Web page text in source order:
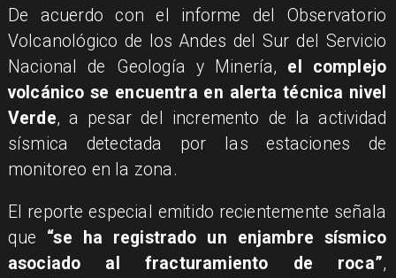
De acuerdo con el informe del Observatorio
Volcanológico de los Andes del Sur del Servicio
Nacional de Geología y Minería, el complejo
volcánico se encuentra en alerta técnica nivel
Verde, a pesar del incremento de la actividad
sísmica detectada por las estaciones de
monitoreo en la zona.
El reporte especial emitido recientemente señala
que “se ha registrado un enjambre sísmico
asociado al fracturamiento de roca”,